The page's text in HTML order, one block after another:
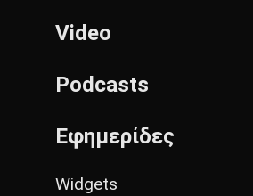
Video
Podcasts
Εφημερίδες
Widgets